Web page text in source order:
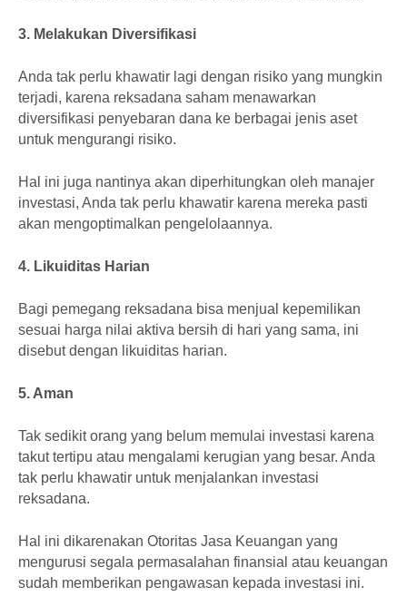
3. Melakukan Diversifikasi
Anda tak perlu khawatir lagi dengan risiko yang mungkin
terjadi, karena reksadana saham menawarkan
diversifikasi penyebaran dana ke berbagai jenis aset
untuk mengurangi risiko.
Hal ini juga nantinya akan diperhitungkan oleh manajer
investasi, Anda tak perlu khawatir karena mereka pasti
akan mengoptimalkan pengelolaannya.
4. Likuiditas Harian
Bagi pemegang reksadana bisa menjual kepemilikan
sesuai harga nilai aktiva bersih di hari yang sama, ini
disebut dengan likuiditas harian.
5. Aman
Tak sedikit orang yang belum memulai investasi karena
takut tertipu atau mengalami kerugian yang besar. Anda
tak perlu khawatir untuk menjalankan investasi
reksadana.
Hal ini dikarenakan Otoritas Jasa Keuangan yang
mengurusi segala permasalahan finansial atau keuangan
sudah memberikan pengawasan kepada investasi ini.